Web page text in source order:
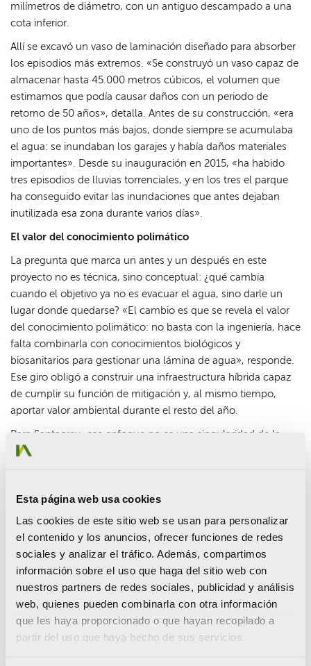
Esta página web usa cookies
Las cookies de este sitio web se usan para personalizar
el contenido y los anuncios, ofrecer funciones de redes
sociales y analizar el tráfico. Además, compartimos
información sobre el uso que haga del sitio web con
nuestros partners de redes sociales, publicidad y análisis
web, quienes pueden combinarla con otra información
que les haya proporcionado o que hayan recopilado a
partir del uso que haya hecho de sus servicios.
milímetros de diámetro, con un antiguo descampado a una
cota inferior.
Allí se excavó un vaso de laminación diseñado para absorber
los episodios más extremos. «Se construyó un vaso capaz de
almacenar hasta 45.000 metros cúbicos, el volumen que
estimamos que podía causar daños con un periodo de
retorno de 50 años», detalla. Antes de su construcción, «era
uno de los puntos más bajos, donde siempre se acumulaba
el agua: se inundaban los garajes y había daños materiales
importantes». Desde su inauguración en 2015, «ha habido
tres episodios de lluvias torrenciales, y en los tres el parque
ha conseguido evitar las inundaciones que antes dejaban
inutilizada esa zona durante varios días».
El valor del conocimiento polimático
La pregunta que marca un antes y un después en este
proyecto no es técnica, sino conceptual: ¿qué cambia
cuando el objetivo ya no es evacuar el agua, sino darle un
lugar donde quedarse? «El cambio es que se revela el valor
del conocimiento polimático: no basta con la ingeniería, hace
falta combinarla con conocimientos biológicos y
biosanitarios para gestionar una lámina de agua», responde.
Ese giro obligó a construir una infraestructura híbrida capaz
de cumplir su función de mitigación y, al mismo tiempo,
aportar valor ambiental durante el resto del año.
Para Santacreu, ese enfoque no es una singularidad de la
Marjal, sino la prueba de una capacidad más amplia del perfil
la electrotecnia y la construcción hasta la biología y la
botánica, tienen la visión holística adecuada para coordinar
proyectos complejos». La clave, insiste, está en anticipar los
conflictos entre especialidades antes de que el proyecto
salga del papel: «Que sumen en vez de restar, que creen
sinergias y no incompatibilidades». Y añade una idea que
resume su filosofía de trabajo: «Una infraestructura no
solamente es valiosa cuando actúa para mitigar los efectos
de una inundación puntual: durante toda su vida útil tiene